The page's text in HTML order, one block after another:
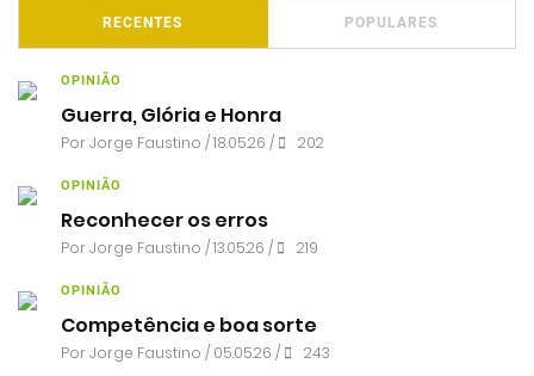
RECENTES POPULARES
OPINIÃO
Guerra, Glória e Honra
PorJorge Faustino / 18.05.26 / 202
OPINIÃO
Reconhecer os erros
PorJorge Faustino / 13.05.26 / 219
OPINIÃO
Competência e boa sorte
PorJorge Faustino / 05.05.26 / 243